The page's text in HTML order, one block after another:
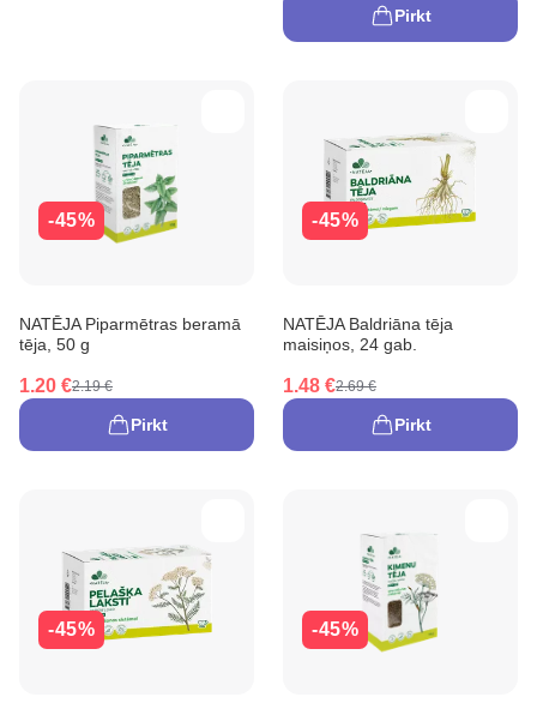
Pirkt
-45%
NATĒJA Piparmētras beramā
tēja, 50 g
1.20 €2.19 €
Pirkt
-45%
NATĒJA Baldriāna tēja
maisiņos, 24 gab.
1.48 €2.69 €
Pirkt
-45% -45%